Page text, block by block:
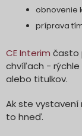
obnovenie
príprava
CE Interim často
chvíľach - rýchle
alebo titulkov.
Ak ste vystavení
to hneď.